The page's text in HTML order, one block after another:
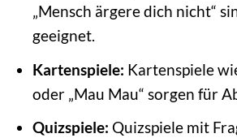
„Mensch ärgere dich nicht“
geeignet.
Kartenspiele: Kartenspiele
oder „Mau Mau“ sorgen für
Quizspiele: Quizspiele mit